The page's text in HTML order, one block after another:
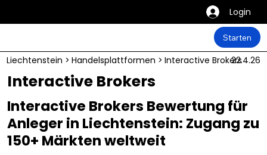
Login
Starten
Liechtenstein > Handelsplattformen > Interactive Brokers22.4.26
Interactive Brokers
Interactive Brokers Bewertung für
Anleger in Liechtenstein: Zugang zu
150+ Märkten weltweit